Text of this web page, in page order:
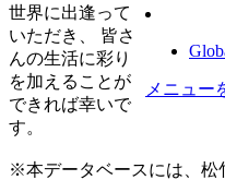
メニュー
世界に出逢って
いただき、 皆さ
んの生活に彩り
を加えることが
できれば幸いで
す。
※本データベースには、松